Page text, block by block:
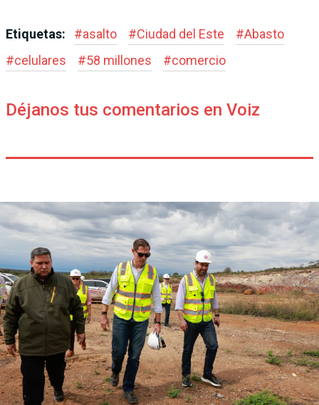
Etiquetas: #asalto #Ciudad del Este #Abasto
#celulares #58 millones #comercio
Déjanos tus comentarios en Voiz